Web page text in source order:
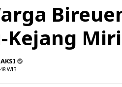
Kejang
WIB